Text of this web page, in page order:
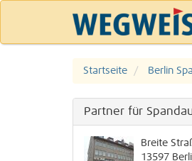
Startseite Berlin
Partner für
Breite
13597